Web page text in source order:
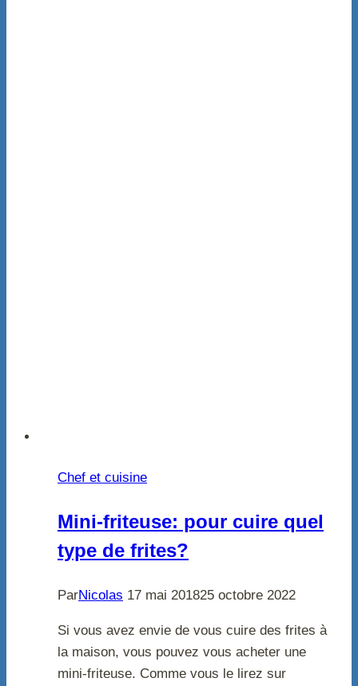
Chef et cuisine
Mini-friteuse: pour cuire quel
type de frites?
ParNicolas 17 mai 201825 octobre 2022
Si vous avez envie de vous cuire des frites à
la maison, vous pouvez vous acheter une
mini-friteuse. Comme vous le lirez sur